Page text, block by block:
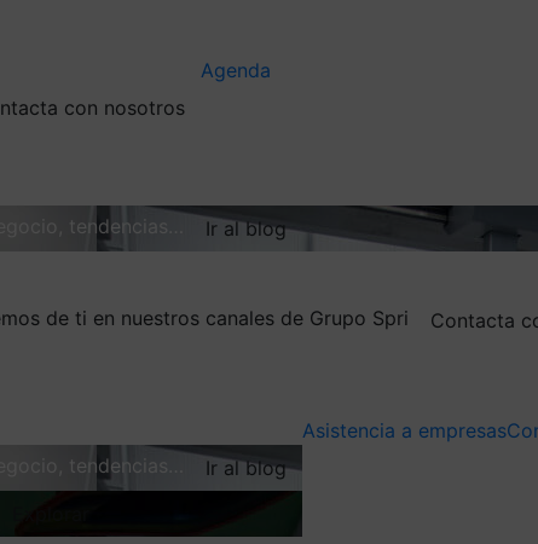
con nosotros
Agenda
tendencias…
Ir al blog
de ti en nuestros canales de Grupo Spri
Contacta
tendencias…
Ir al blog
Asistencia a empresas